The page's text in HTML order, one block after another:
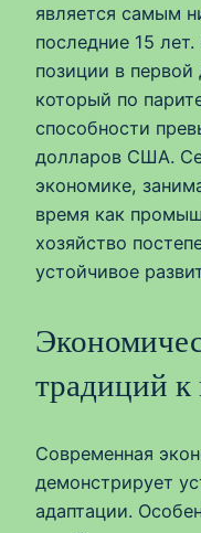
является самым
последние 15
позиции в
который по
способности
долларов США.
экономике,
время как
хозяйство
устойчивое
традиций
Современная
демонстрирует
адаптации.